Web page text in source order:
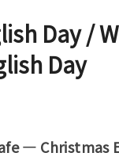
Day /
Day
— Christmas